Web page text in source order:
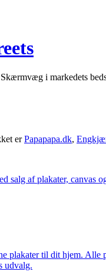
i markedets
erPapapapa.dk,
salg af plakater,
til dit hjem. Alle
udvalg.